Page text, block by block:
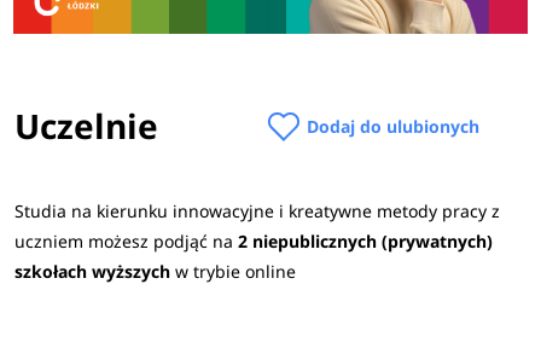
Uczelnie Dodaj do ulubionych
Studia na kierunku innowacyjne i kreatywne metody pracy z
uczniem możesz podjąć na 2 niepublicznych (prywatnych)
szkołach wyższychw trybie online